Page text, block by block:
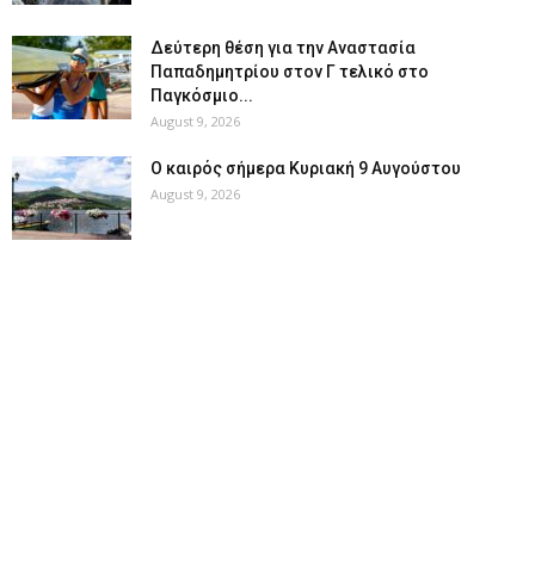
Δεύτερη θέση για την Αναστασία
Παπαδημητρίου στον Γ τελικό στο
Παγκόσμιο...
August 9, 2026
Ο καιρός σήμερα Κυριακή 9 Αυγούστου
August 9, 2026